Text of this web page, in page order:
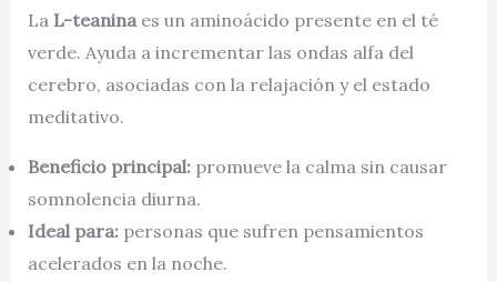
La L-teaninaes un aminoácido presente en el té
verde. Ayuda a incrementar las ondas alfa del
cerebro, asociadas con la relajación y el estado
meditativo.
Beneficio principal:promueve la calma sin causar
somnolencia diurna.
Ideal para:personas que sufren pensamientos
acelerados en la noche.